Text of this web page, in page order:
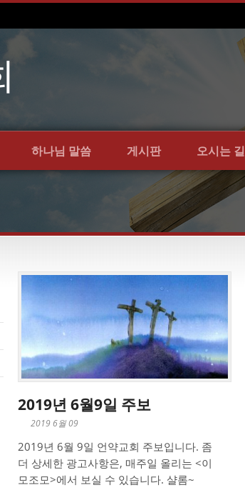
하나님 말씀 게시판 오시는 길
2019년 6월9일 주보
2019 6월 09
2019년 6월 9일 언약교회 주보입니다. 좀
더 상세한 광고사항은, 매주일 올리는 <이
모조모>에서 보실 수 있습니다. 샬롬~